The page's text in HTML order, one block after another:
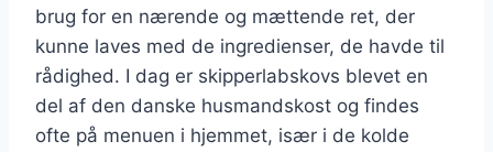
brug for en nærende og mættende ret, der
kunne laves med de ingredienser, de havde til
rådighed. I dag er skipperlabskovs blevet en
del af den danske husmandskost og findes
ofte på menuen i hjemmet, især i de kolde